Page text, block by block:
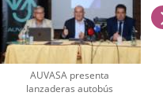
AUVASA presenta
lanzaderas autobús